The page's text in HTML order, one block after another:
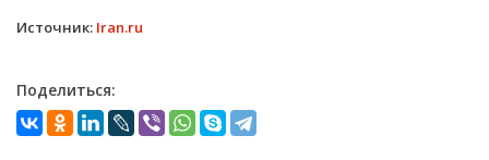
Источник: Iran.ru
Поделиться: